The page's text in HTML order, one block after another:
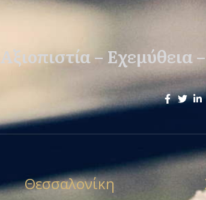
Αξιοπιστία –
Θεσσαλονίκη